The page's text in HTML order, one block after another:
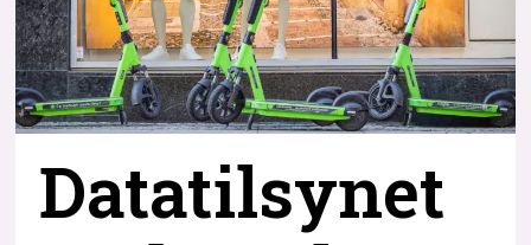
Datatilsynet